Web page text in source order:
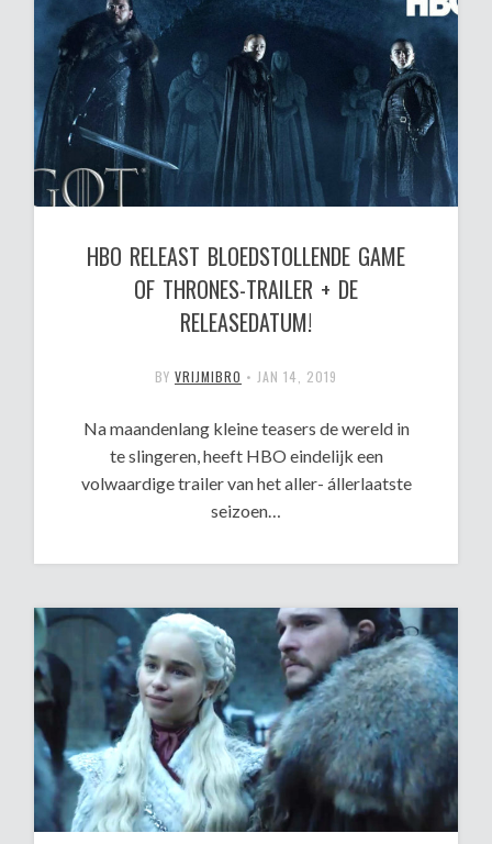
HBO RELEAST BLOEDSTOLLENDE GAME
OF THRONES-TRAILER + DE
RELEASEDATUM!
BY VRIJMIBRO • JAN 14, 2019
Na maandenlang kleine teasers de wereld in
te slingeren, heeft HBO eindelijk een
volwaardige trailer van het aller- állerlaatste
seizoen…